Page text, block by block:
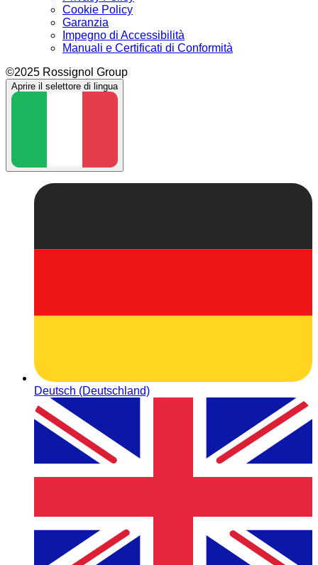
Cookie Policy
Garanzia
Impegno di Accessibilità
Manuali e Certificati di Conformità
©2025 Rossignol Group
Aprire il selettore di lingua
Deutsch (Deutschland)